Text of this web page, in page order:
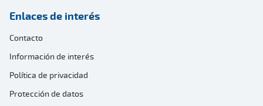
Enlaces de interés
Contacto
Información de interés
Política de privacidad
Protección de datos